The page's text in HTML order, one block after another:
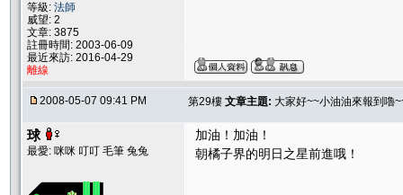
等級: 法師
威望: 2
文章: 3875
註冊時間: 2003-06-09
最近來訪: 2016-04-29
離線
2008-05-07 09:41 PM 第29樓 文章主題: 大家好~~小油油來報到嚕
球
最愛: 咪咪 叮叮 毛筆 兔兔
加油！加油！
朝橘子界的明日之星前進哦！